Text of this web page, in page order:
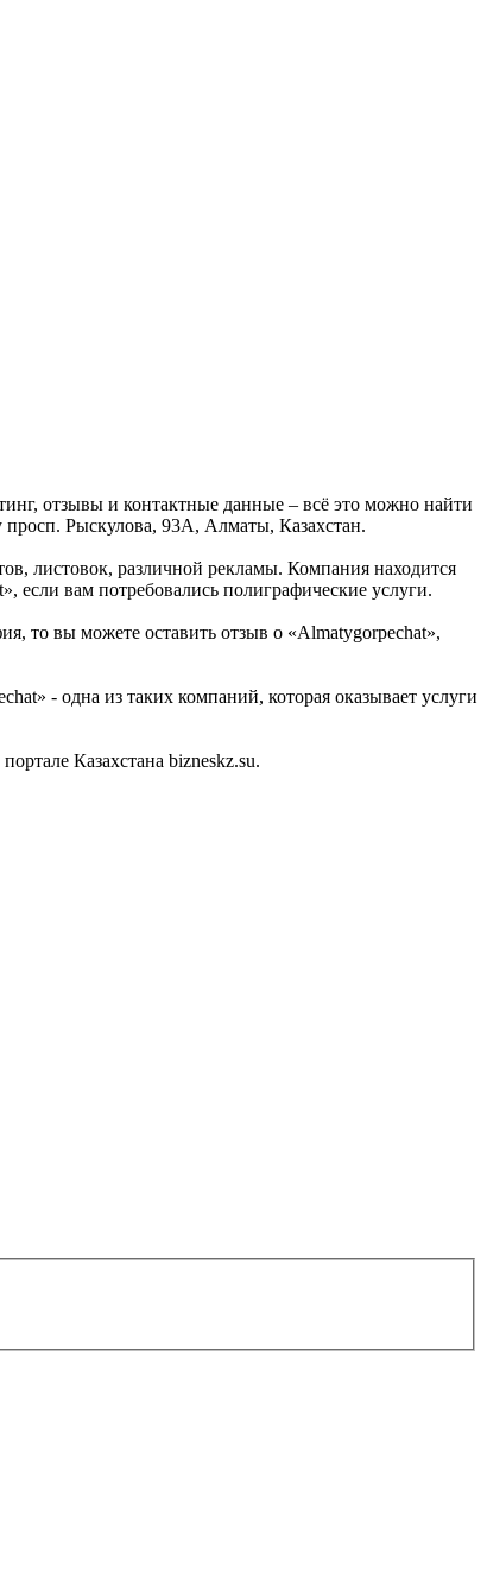
отзывы и контактные данные – всё это можно найти
просп. Рыскулова, 93А, Алматы, Казахстан.
листовок, различной рекламы. Компания находится
если вам потребовались полиграфические услуги.
то вы можете оставить отзыв о «Almatygorpechat»,
- одна из таких компаний, которая оказывает услуги
Казахстана bizneskz.su.